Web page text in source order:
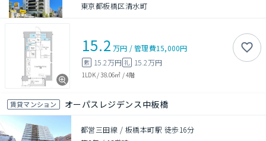
東京都板橋区清水町
15.2 万円 /管理費15,000円
敷 15.2万円 礼 15.2万円
1LDK/38.06㎡ /4階
賃貸マンション オーパスレジデンス中板橋
都営三田線 / 板橋本町駅 徒歩16分